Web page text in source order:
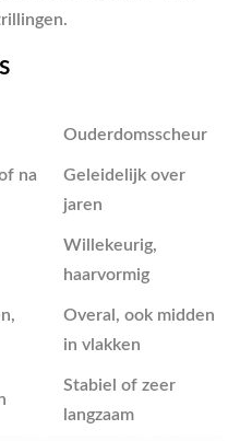
Ouderdomsscheur
na
Geleidelijk over
jaren
Willekeurig,
haarvormig
Overal, ook midden
in vlakken
Stabiel of zeer
langzaam